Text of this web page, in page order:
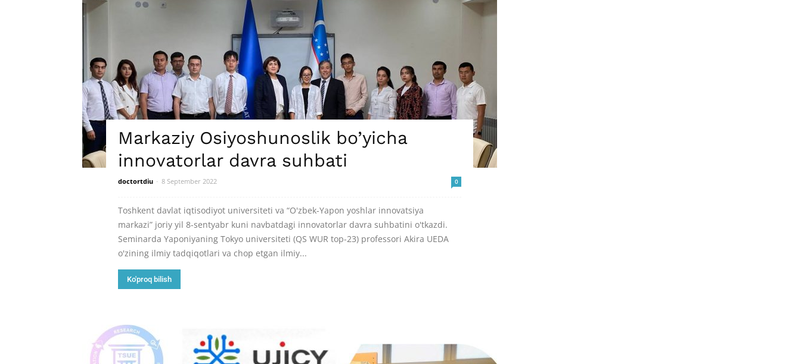
Markaziy Osiyoshunoslik bo’yicha
innovatorlar davra suhbati
doctortdiu - 8 September 2022 0
Toshkent davlat iqtisodiyot universiteti va “O'zbek-Yapon yoshlar innovatsiya
markazi” joriy yil 8-sentyabr kuni navbatdagi innovatorlar davra suhbatini o'tkazdi.
Seminarda Yaponiyaning Tokyo universiteti (QS WUR top-23) professori Akira UEDA
o'zining ilmiy tadqiqotlari va chop etgan ilmiy...
Ko'proq bilish